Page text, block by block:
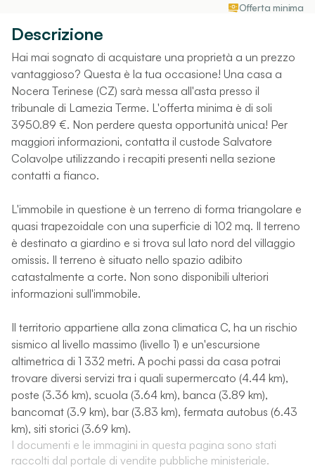
Offerta minima
Descrizione
Hai mai sognato di acquistare una proprietà a un prezzo
vantaggioso? Questa è la tua occasione! Una casa a
Nocera Terinese (CZ) sarà messa all'asta presso il
tribunale di Lamezia Terme. L'offerta minima è di soli
3950.89 €. Non perdere questa opportunità unica! Per
maggiori informazioni, contatta il custode Salvatore
Colavolpe utilizzando i recapiti presenti nella sezione
contatti a fianco.
L'immobile in questione è un terreno di forma triangolare e
quasi trapezoidale con una superficie di 102 mq. Il terreno
è destinato a giardino e si trova sul lato nord del villaggio
omissis. Il terreno è situato nello spazio adibito
catastalmente a corte. Non sono disponibili ulteriori
informazioni sull'immobile.
Il territorio appartiene alla zona climatica C, ha un rischio
sismico al livello massimo (livello 1) e un'escursione
altimetrica di 1 332 metri. A pochi passi da casa potrai
trovare diversi servizi tra i quali supermercato (4.44 km),
poste (3.36 km), scuola (3.64 km), banca (3.89 km),
bancomat (3.9 km), bar (3.83 km), fermata autobus (6.43
km), siti storici (3.69 km).
I documenti e le immagini in questa pagina sono stati
raccolti dal portale di vendite pubbliche ministeriale.